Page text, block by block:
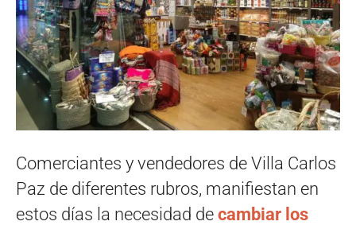
Comerciantes y vendedores de Villa Carlos
Paz de diferentes rubros, manifiestan en
estos días la necesidad de cambiar los